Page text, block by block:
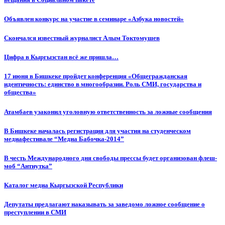
Объявлен конкурс на участие в семинаре «Азбука новостей»
Cкончался известный журналист Алым Токтомушев
Цифра в Кыргызстан всё же пришла…
17 июня в Бишкеке пройдет конференция «Общегражданская
идентичность: единство в многообразии. Роль СМИ, государства и
общества»
Атамбаев узаконил уголовную ответственность за ложные сообщения
В Бишкеке началась регистрация для участия на студенческом
медиафестивале “Медиа Бабочка-2014”
В честь Международного дня свободы прессы будет организован флеш-
моб “Антиутка”
Каталог медиа Кыргызской Республики
Депутаты предлагают наказывать за заведомо ложное сообщение о
преступлении в СМИ